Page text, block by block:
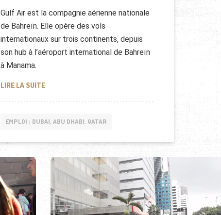
Gulf Air est la compagnie aérienne nationale
de Bahreïn. Elle opère des vols
internationaux sur trois continents, depuis
son hub à l’aéroport international de Bahreïn
à Manama.
LIRE LA SUITEGULF AIR RECRUTE À BAHREIN
EMPLOI : DUBAI, ABU DHABI, QATAR